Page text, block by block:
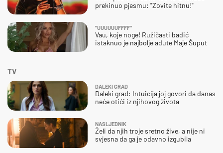
prekinuo pjesmu: "Zovite hitnu!"
"UUUUUUFFFF"
Vau, koje noge! Ružičasti badić
istaknuo je najbolje adute Maje Šuput
TV
DALEKI GRAD
Daleki grad: Intuicija joj govori da danas
neće otići iz njihovog života
NASLJEDNIK
Želi da njih troje sretno žive, a nije ni
svjesna da ga je odavno izgubila